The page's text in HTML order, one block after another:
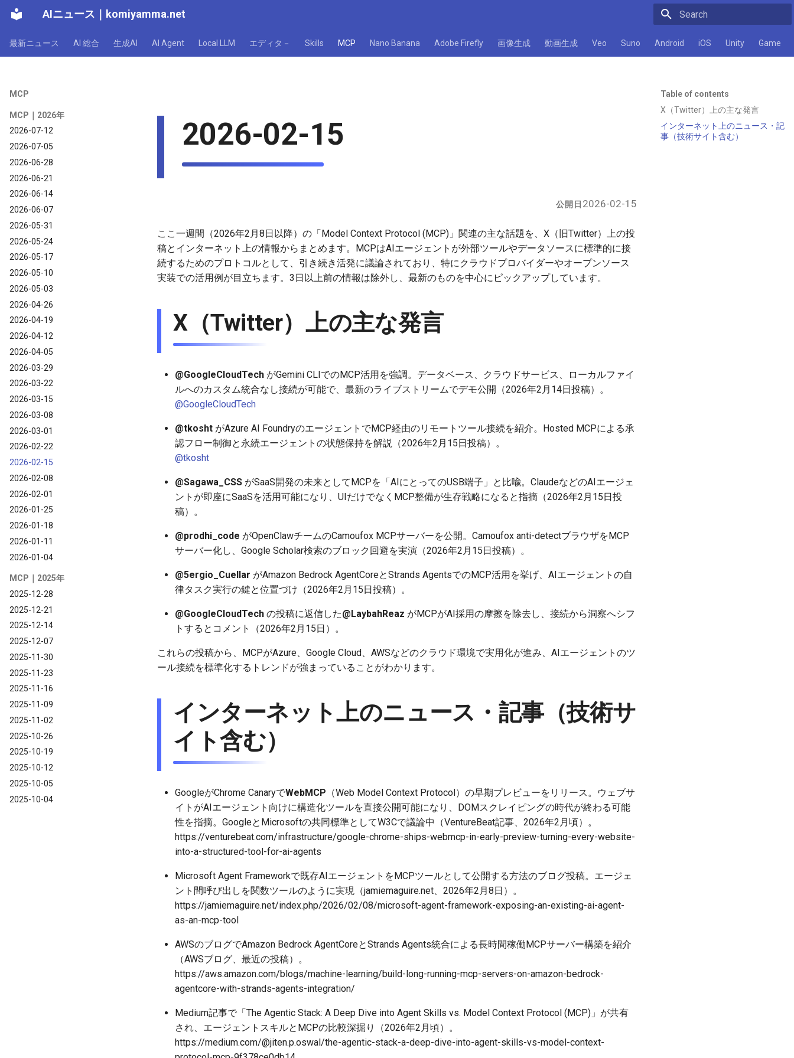
AIニュース komiyamma.net
最新ニュース AI 総合 生成AI AI Agent Local LLM エディタ－ Skills MCP Nano Banana Adobe Firefly 画像生成 動画生成 Veo Suno Android iOS Unity Game
MCP
MCP｜2026年
2026-07-12
2026-07-05
2026-06-28
2026-06-21
2026-06-14
2026-06-07
2026-05-31
2026-05-24
2026-05-17
2026-05-10
2026-05-03
2026-04-26
2026-04-19
2026-04-12
2026-04-05
2026-03-29
2026-03-22
2026-03-15
2026-03-08
2026-03-01
2026-02-22
2026-02-15
2026-02-08
2026-02-01
2026-01-25
2026-01-18
2026-01-11
2026-01-04
MCP｜2025年
2025-12-28
2025-12-21
2025-12-14
2025-12-07
2025-11-30
2025-11-23
2025-11-16
2025-11-09
2025-11-02
2025-10-26
2025-10-19
2025-10-12
2025-10-05
2025-10-04
Table of contents
X（Twitter）上の主な発言
インターネット上のニュース・記
事（技術サイト含む）
2026-02-15
公開日 2026-02-15
ここ一週間（2026年2月8日以降）の「Model Context Protocol (MCP)」関連の主な話題を、X（旧Twitter）上の投
稿とインターネット上の情報からまとめます。MCPはAIエージェントが外部ツールやデータソースに標準的に接
続するためのプロトコルとして、引き続き活発に議論されており、特にクラウドプロバイダーやオープンソース
実装での活用例が目立ちます。3日以上前の情報は除外し、最新のものを中心にピックアップしています。
X（Twitter）上の主な発言
@GoogleCloudTech がGemini CLIでのMCP活用を強調。データベース、クラウドサービス、ローカルファイ
ルへのカスタム統合なし接続が可能で、最新のライブストリームでデモ公開（2026年2月14日投稿）。
@GoogleCloudTech
@tkosht がAzure AI FoundryのエージェントでMCP経由のリモートツール接続を紹介。Hosted MCPによる承
認フロー制御と永続エージェントの状態保持を解説（2026年2月15日投稿）。
@tkosht
@Sagawa_CSS がSaaS開発の未来としてMCPを「AIにとってのUSB端子」と比喩。ClaudeなどのAIエージェ
ントが即座にSaaSを活用可能になり、UIだけでなくMCP整備が生存戦略になると指摘（2026年2月15日投
稿）。
@prodhi_code がOpenClawチームのCamoufox MCPサーバーを公開。Camoufox anti-detectブラウザをMCP
サーバー化し、Google Scholar検索のブロック回避を実演（2026年2月15日投稿）。
@5ergio_Cuellar がAmazon Bedrock AgentCoreとStrands AgentsでのMCP活用を挙げ、AIエージェントの自
律タスク実行の鍵と位置づけ（2026年2月15日投稿）。
@GoogleCloudTech の投稿に返信した@LaybahReaz がMCPがAI採用の摩擦を除去し、接続から洞察へシフ
トするとコメント（2026年2月15日）。
これらの投稿から、MCPがAzure、Google Cloud、AWSなどのクラウド環境で実用化が進み、AIエージェントのツ
ール接続を標準化するトレンドが強まっていることがわかります。
インターネット上のニュース・記事（技術サ
イト含む）
GoogleがChrome CanaryでWebMCP （Web Model Context Protocol）の早期プレビューをリリース。ウェブサ
イトがAIエージェント向けに構造化ツールを直接公開可能になり、DOMスクレイピングの時代が終わる可能
性を指摘。GoogleとMicrosoftの共同標準としてW3Cで議論中（VentureBeat記事、2026年2月頃）。
https://venturebeat.com/infrastructure/google-chrome-ships-webmcp-in-early-preview-turning-every-website-
into-a-structured-tool-for-ai-agents
Microsoft Agent Frameworkで既存AIエージェントをMCPツールとして公開する方法のブログ投稿。エージェ
ント間呼び出しを関数ツールのように実現（jamiemaguire.net、2026年2月8日）。
https://jamiemaguire.net/index.php/2026/02/08/microsoft-agent-framework-exposing-an-existing-ai-agent-
as-an-mcp-tool
AWSのブログでAmazon Bedrock AgentCoreとStrands Agents統合による長時間稼働MCPサーバー構築を紹介
（AWSブログ、最近の投稿）。
https://aws.amazon.com/blogs/machine-learning/build-long-running-mcp-servers-on-amazon-bedrock-
agentcore-with-strands-agents-integration/
Medium記事で「The Agentic Stack: A Deep Dive into Agent Skills vs. Model Context Protocol (MCP)」が共有
され、エージェントスキルとMCPの比較深掘り（2026年2月頃）。
https://medium.com/@jiten.p.oswal/the-agentic-stack-a-deep-dive-into-agent-skills-vs-model-context-